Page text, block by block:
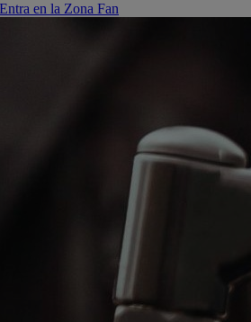
Entra en la Zona Fan